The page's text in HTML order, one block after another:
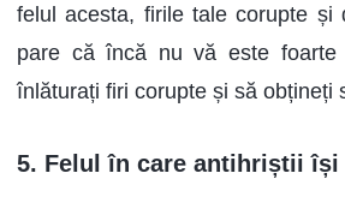
felul acesta, firile tale corupte
pare că încă nu vă este foarte
înlăturați firi corupte și să obțineți
5. Felul în care antihriștii